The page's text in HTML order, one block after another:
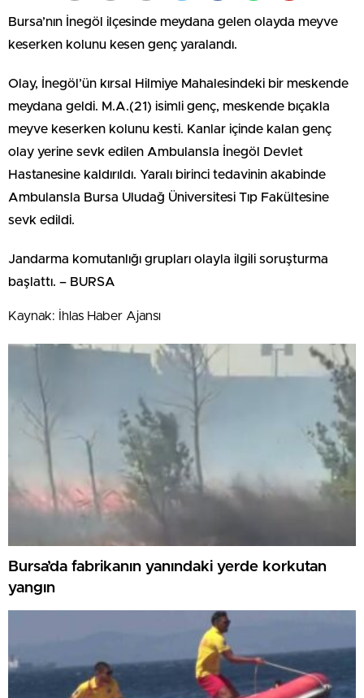
Bursa’nın İnegöl ilçesinde meydana gelen olayda meyve
keserken kolunu kesen genç yaralandı.
Olay, İnegöl’ün kırsal Hilmiye Mahalesindeki bir meskende
meydana geldi. M.A.(21) isimli genç, meskende bıçakla
meyve keserken kolunu kesti. Kanlar içinde kalan genç
olay yerine sevk edilen Ambulansla İnegöl Devlet
Hastanesine kaldırıldı. Yaralı birinci tedavinin akabinde
Ambulansla Bursa Uludağ Üniversitesi Tıp Fakültesine
sevk edildi.
Jandarma komutanlığı grupları olayla ilgili soruşturma
başlattı. – BURSA
Kaynak: İhlas Haber Ajansı
Bursa’da fabrikanın yanındaki yerde korkutan
yangın